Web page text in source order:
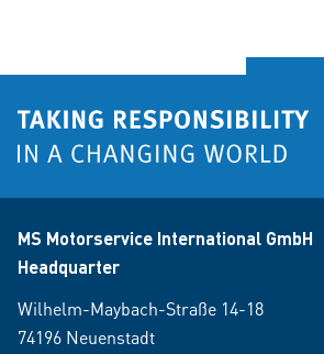
MS Motorservice International GmbH
Headquarter
Wilhelm-Maybach-Straße 14-18
74196 Neuenstadt